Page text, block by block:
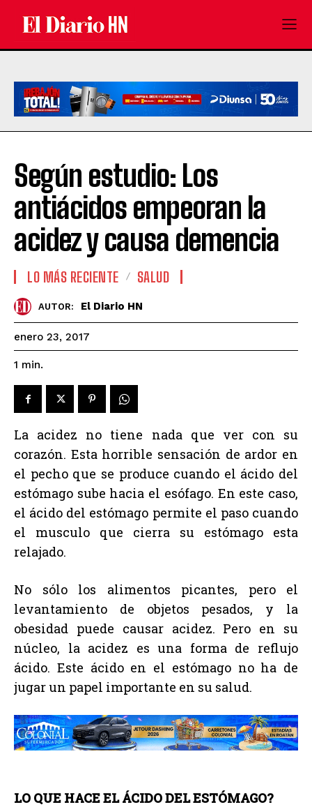
Según estudio: Los
antiácidos empeoran la
acidez y causa demencia
LO MÁS RECIENTE SALUD
AUTOR: El Diario HN
enero 23, 2017
1 min.
La acidez no tiene nada que ver con su
corazón. Esta horrible sensación de ardor en
el pecho que se produce cuando el ácido del
estómago sube hacia el esófago. En este caso,
el ácido del estómago permite el paso cuando
el musculo que cierra su estómago esta
relajado.
No sólo los alimentos picantes, pero el
levantamiento de objetos pesados, y la
obesidad puede causar acidez. Pero en su
núcleo, la acidez es una forma de reflujo
ácido. Este ácido en el estómago no ha de
jugar un papel importante en su salud.
LO QUE HACE EL ÁCIDO DEL ESTÓMAGO?